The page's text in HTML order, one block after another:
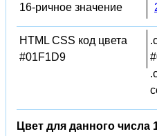
16-ричное значение
HTML CSS код цвета
#01F1D9
Цвет для данного числа